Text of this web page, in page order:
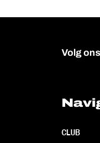
Volg
CLUB